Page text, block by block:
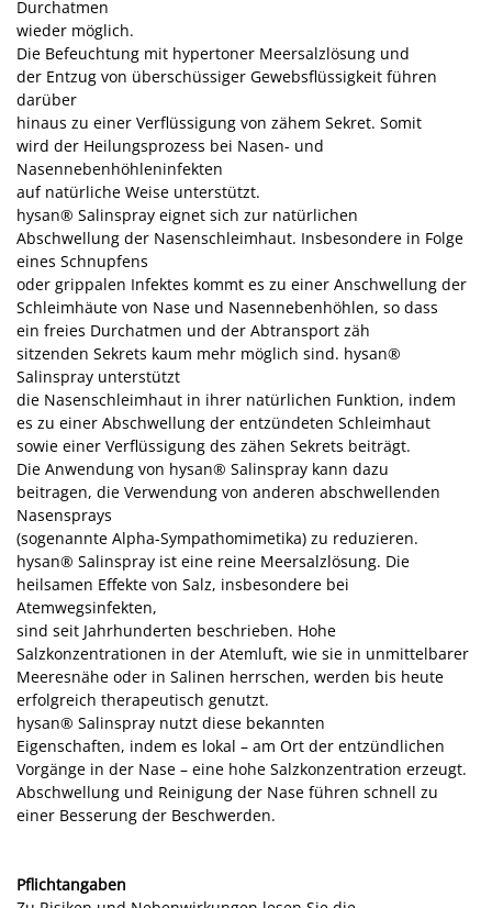
Durchatmen
wieder möglich.
Die Befeuchtung mit hypertoner Meersalzlösung und
der Entzug von überschüssiger Gewebsflüssigkeit führen
darüber
hinaus zu einer Verflüssigung von zähem Sekret. Somit
wird der Heilungsprozess bei Nasen- und
Nasennebenhöhleninfekten
auf natürliche Weise unterstützt.
hysan® Salinspray eignet sich zur natürlichen
Abschwellung der Nasenschleimhaut. Insbesondere in Folge
eines Schnupfens
oder grippalen Infektes kommt es zu einer Anschwellung der
Schleimhäute von Nase und Nasennebenhöhlen, so dass
ein freies Durchatmen und der Abtransport zäh
sitzenden Sekrets kaum mehr möglich sind. hysan®
Salinspray unterstützt
die Nasenschleimhaut in ihrer natürlichen Funktion, indem
es zu einer Abschwellung der entzündeten Schleimhaut
sowie einer Verflüssigung des zähen Sekrets beiträgt.
Die Anwendung von hysan® Salinspray kann dazu
beitragen, die Verwendung von anderen abschwellenden
Nasensprays
(sogenannte Alpha-Sympathomimetika) zu reduzieren.
hysan® Salinspray ist eine reine Meersalzlösung. Die
heilsamen Effekte von Salz, insbesondere bei
Atemwegsinfekten,
sind seit Jahrhunderten beschrieben. Hohe
Salzkonzentrationen in der Atemluft, wie sie in unmittelbarer
Meeresnähe oder in Salinen herrschen, werden bis heute
erfolgreich therapeutisch genutzt.
hysan® Salinspray nutzt diese bekannten
Eigenschaften, indem es lokal – am Ort der entzündlichen
Vorgänge in der Nase – eine hohe Salzkonzentration erzeugt.
Abschwellung und Reinigung der Nase führen schnell zu
einer Besserung der Beschwerden.
Pflichtangaben